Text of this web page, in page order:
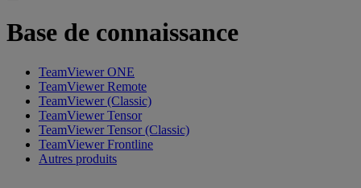
Base de connaissance
TeamViewer ONE
TeamViewer Remote
TeamViewer (Classic)
TeamViewer Tensor
TeamViewer Tensor (Classic)
TeamViewer Frontline
Autres produits